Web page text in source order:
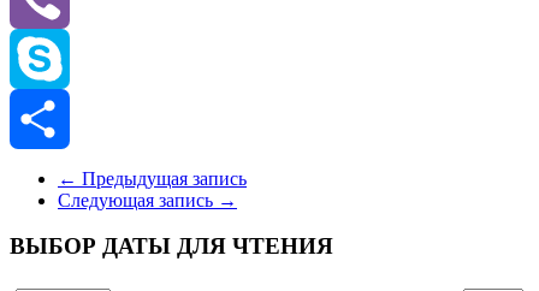
Viber
Skype
Отправить
← Предыдущая запись
Следующая запись →
ВЫБОР ДАТЫ ДЛЯ ЧТЕНИЯ